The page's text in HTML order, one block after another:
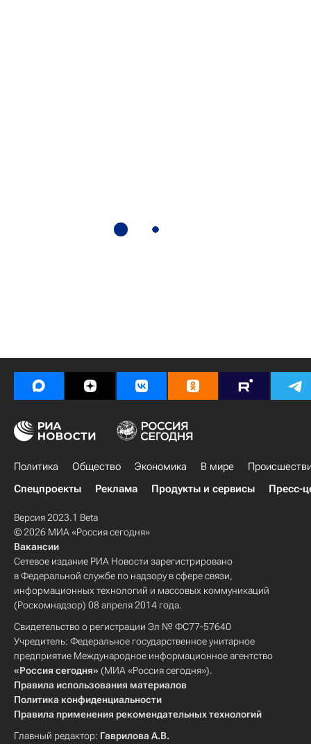
Политика Общество Экономика В мире
Спецпроекты
Реклама Продукты и сервисы Пресс-
Версия 2023.1 Beta
© 2026 МИА «Россия сегодня»
Вакансии
Сетевое издание РИА Новости зарегистрировано
в Федеральной службе по надзору в сфере связи,
информационных технологий и массовых коммуникаций
(Роскомнадзор) 08 апреля 2014 года.
Свидетельство о регистрации Эл № ФС77-57640
Учредитель: Федеральное государственное унитарное
предприятие Международное информационное агентство
«Россия сегодня» (МИА «Россия сегодня»).
Правила использования материалов
Политика конфиденциальности
Правила применения рекомендательных технологий
Главный редактор: Гаврилова А.В.